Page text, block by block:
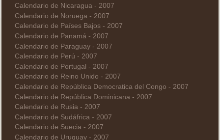
Calendario de Nicaragua - 2007
Calendario de Noruega - 2007
Calendario de Países Bajos - 2007
Calendario de Panamá - 2007
Calendario de Paraguay - 2007
Calendario de Perú - 2007
Calendario de Portugal - 2007
Calendario de Reino Unido - 2007
Calendario de República Democratica del Congo - 2007
Calendario de República Dominicana - 2007
Calendario de Rusia - 2007
Calendario de Sudáfrica - 2007
Calendario de Suecia - 2007
Calendario de Uruguay - 2007